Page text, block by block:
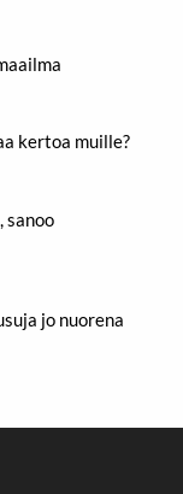
kertoa muille?
sanoo
jo nuorena